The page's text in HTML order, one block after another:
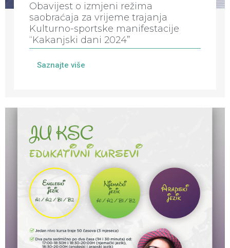
Obavijest o izmjeni režima
saobraćaja za vrijeme trajanja
Kulturno-sportske manifestacije
“Kakanjski dani 2024”
Saznajte više